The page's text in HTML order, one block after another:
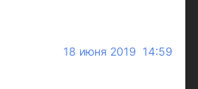
18 июня 2019 14:59